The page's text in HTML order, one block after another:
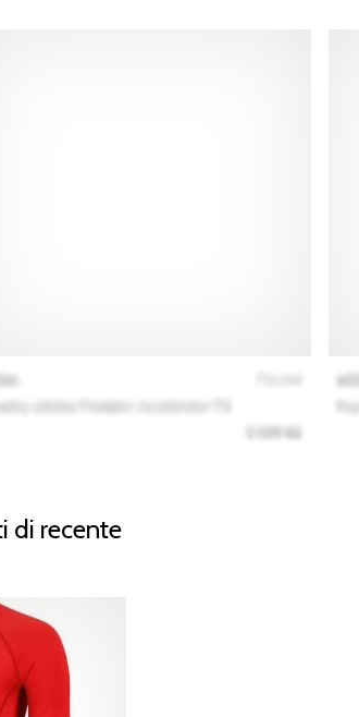
di recente